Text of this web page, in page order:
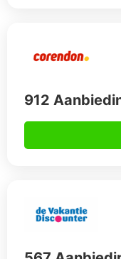
Op
Het plannen van een
zijn veel All
land. Breng je